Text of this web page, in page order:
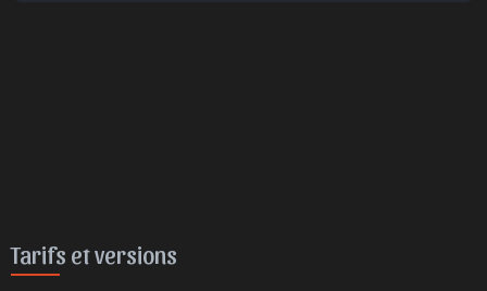
Tarifs et versions